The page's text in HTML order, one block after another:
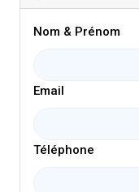
Nom & Prénom
Email
Téléphone